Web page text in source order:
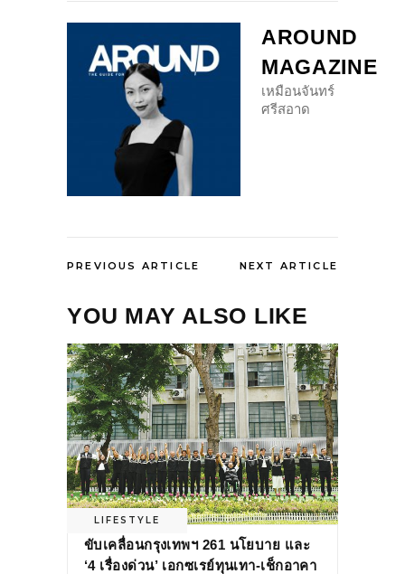
AROUND
MAGAZINE
เหมือนจันทร์
ศรีสอาด
PREVIOUS ARTICLE NEXT ARTICLE
YOU MAY ALSO LIKE
LIFESTYLE
ขับเคลื่อนกรุงเทพฯ 261 นโยบาย และ
‘4 เรื่องด่วน’ เอกซเรย์ทุนเทา-เช็กอาคา